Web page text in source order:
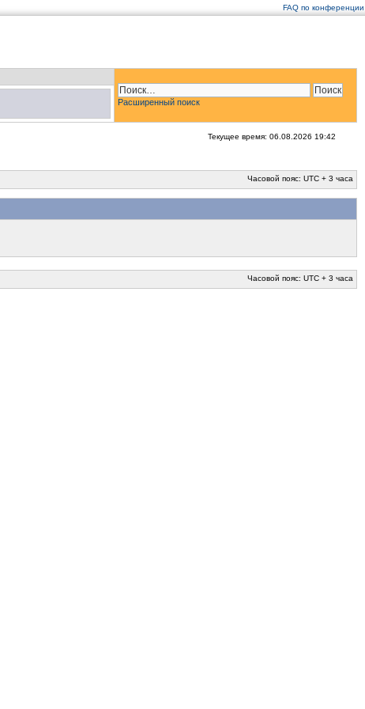
FAQ по конференции
Расширенный поиск
Текущее время: 06.08.2026 19:42
Часовой пояс: UTC + 3 часа
Часовой пояс: UTC + 3 часа